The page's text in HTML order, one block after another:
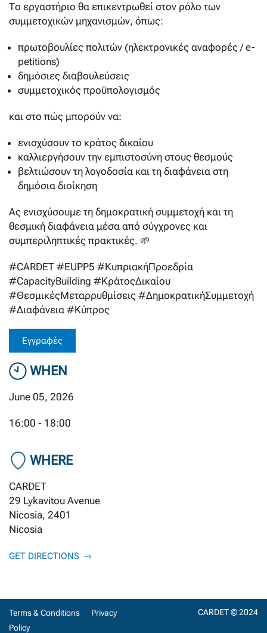
Το εργαστήριο θα επικεντρωθεί στον ρόλο των
συμμετοχικών μηχανισμών, όπως:
πρωτοβουλίες πολιτών (ηλεκτρονικές αναφορές / e-
petitions)
δημόσιες διαβουλεύσεις
συμμετοχικός προϋπολογισμός
και στο πώς μπορούν να:
ενισχύσουν το κράτος δικαίου
καλλιεργήσουν την εμπιστοσύνη στους θεσμούς
βελτιώσουν τη λογοδοσία και τη διαφάνεια στη
δημόσια διοίκηση
Ας ενισχύσουμε τη δημοκρατική συμμετοχή και τη
θεσμική διαφάνεια μέσα από σύγχρονες και
συμπεριληπτικές πρακτικές. 🌱
#CARDET #EUPP5 #ΚυπριακήΠροεδρία
#CapacityBuilding #ΚράτοςΔικαίου
#ΘεσμικέςΜεταρρυθμίσεις #ΔημοκρατικήΣυμμετοχή
#Διαφάνεια #Κύπρος
Εγγραφές
WHEN
June 05, 2026
16:00 - 18:00
WHERE
CARDET
29 Lykavitou Avenue
Nicosia, 2401
Nicosia
GET DIRECTIONS
Terms & Conditions
Privacy
Policy
CARDET © 2024